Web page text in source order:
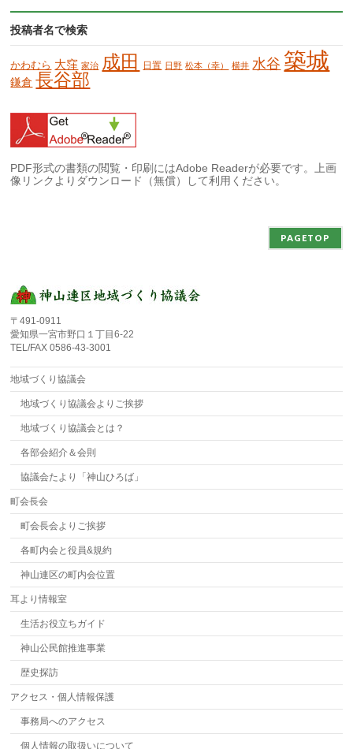
投稿者名で検索
かわむら 大窪 家治 成田 日置 日野 松本（幸） 横井 水谷 築城
鎌倉 長谷部
PDF形式の書類の閲覧・印刷にはAdobe Readerが必要です。上画
像リンクよりダウンロード（無償）して利用ください。
PAGETOP
〒491-0911
愛知県一宮市野口１丁目6-22
TEL/FAX 0586-43-3001
地域づくり協議会
地域づくり協議会よりご挨拶
地域づくり協議会とは？
各部会紹介＆会則
協議会たより「神山ひろば」
町会長会
町会長会よりご挨拶
各町内会と役員&規約
神山連区の町内会位置
耳より情報室
生活お役立ちガイド
神山公民館推進事業
歴史探訪
アクセス・個人情報保護
事務局へのアクセス
個人情報の取扱いについて